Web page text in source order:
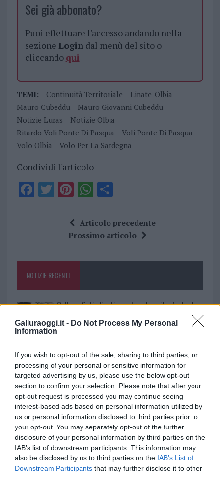
Galluraoggi.it - Do Not Process My Personal
Information
If you wish to opt-out of the sale, sharing to third parties, or
processing of your personal or sensitive information for
targeted advertising by us, please use the below opt-out
section to confirm your selection. Please note that after your
opt-out request is processed you may continue seeing
interest-based ads based on personal information utilized by
us or personal information disclosed to third parties prior to
your opt-out. You may separately opt-out of the further
disclosure of your personal information by third parties on the
IAB’s list of downstream participants. This information may
also be disclosed by us to third parties on the IAB’s List of
Downstream Participants that may further disclose it to other
Sei già abbonato?
Puoi effettuare l'accesso andando nella
sezione Logindal menù del sito o
cliccando qui
TEMI: Continuità Territoriale
Linate-Olbia
Mauro Cubeddu
Mauro Giovanni Cubeddu
Notizie Luras
Notizie Olbia
Ritardo Voli Ponte Di Pasqua
Voli Ponte Di Pasqua
Volo Olbia
Volo Per La Sardegna
Condividi l'articolo
F
o
k
T Pi
te
re
W
at
s
p
S
a
re
Articolo precedente
Prossimo articolo
NOTIZIE RECENTI
Gallura, finti clienti svuotano le suite: furto da
50mila nel resort
protagonisti
Test tunnel Olbia: rampe chiuse ancora fino a
fine agosto
Aggius conquista la classifica delle mete più
amate dell’estate 2026
Nuovi posti auto in via La Marmora, parcheggio